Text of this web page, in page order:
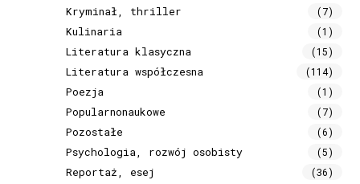
Kryminał, thriller (7)
Kulinaria (1)
Literatura klasyczna (15)
Literatura współczesna (114)
Poezja (1)
Popularnonaukowe (7)
Pozostałe (6)
Psychologia, rozwój osobisty (5)
Reportaż, esej (36)